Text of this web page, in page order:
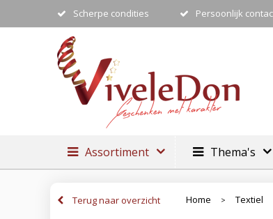
Scherpe condities Persoonlijk
Assortiment Thema's
Terug naar overzicht Home > Textiel